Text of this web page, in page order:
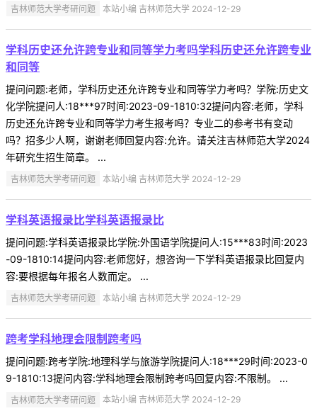
吉林师范大学考研问题 本站小编 吉林师范大学 2024-12-29
学科历史还允许跨专业和同等学力考吗学科历史还允许跨专业
和同等
提问问题:老师，学科历史还允许跨专业和同等学力考吗？学院:历史文
化学院提问人:18***97时间:2023-09-1810:32提问内容:老师，学科
历史还允许跨专业和同等学力考生报考吗？专业二的参考书有变动
吗？招多少人啊，谢谢老师回复内容:允许。请关注吉林师范大学2024
年研究生招生简章。 ...
吉林师范大学考研问题 本站小编 吉林师范大学 2024-12-29
学科英语报录比学科英语报录比
提问问题:学科英语报录比学院:外国语学院提问人:15***83时间:2023
-09-1810:14提问内容:老师您好，想咨询一下学科英语报录比回复内
容:要根据每年报名人数而定。 ...
吉林师范大学考研问题 本站小编 吉林师范大学 2024-12-29
跨考学科地理会限制跨考吗
提问问题:跨考学院:地理科学与旅游学院提问人:18***29时间:2023-0
9-1810:13提问内容:学科地理会限制跨考吗回复内容:不限制。 ...
吉林师范大学考研问题 本站小编 吉林师范大学 2024-12-29